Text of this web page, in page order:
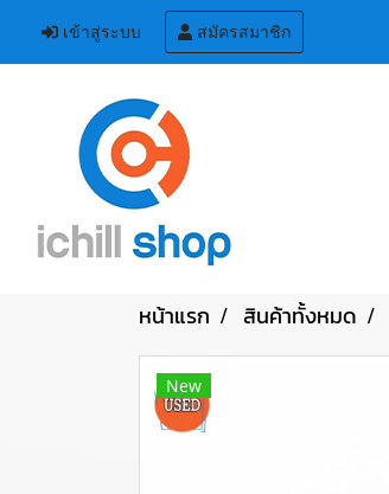
เข้าสู่ระบบ สมัครสมาชิก
หน้าแรก สินค้าทั้งหมด
New